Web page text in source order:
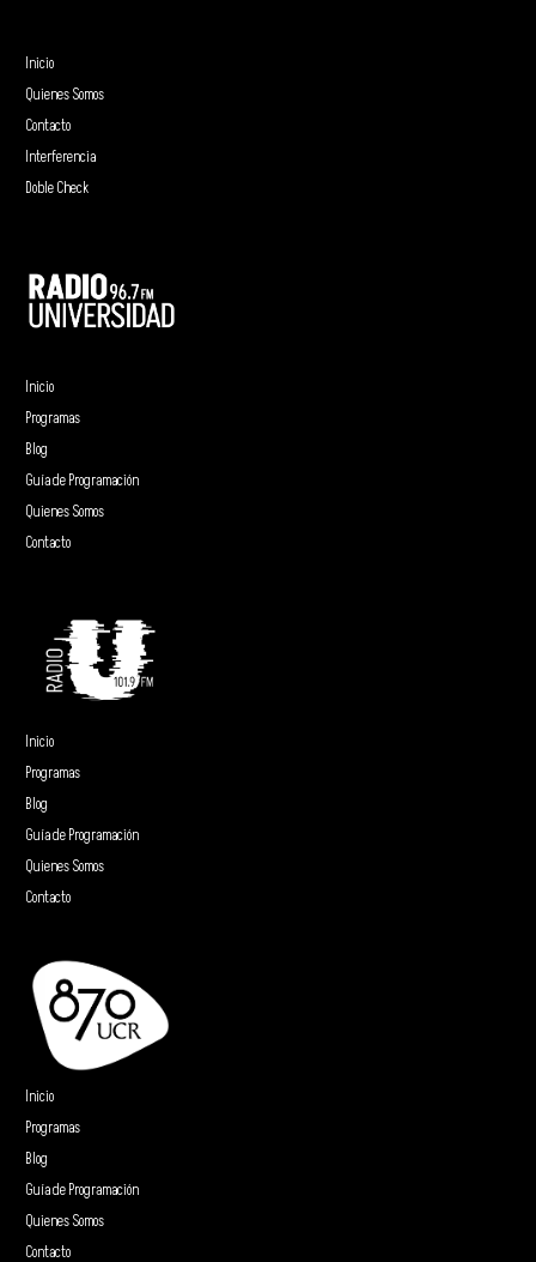
Inicio
Quienes Somos
Contacto
Interferencia
Doble Check
Inicio
Programas
Blog
Guía de Programación
Quienes Somos
Contacto
Inicio
Programas
Blog
Guía de Programación
Quienes Somos
Contacto
Inicio
Programas
Blog
Guía de Programación
Quienes Somos
Contacto